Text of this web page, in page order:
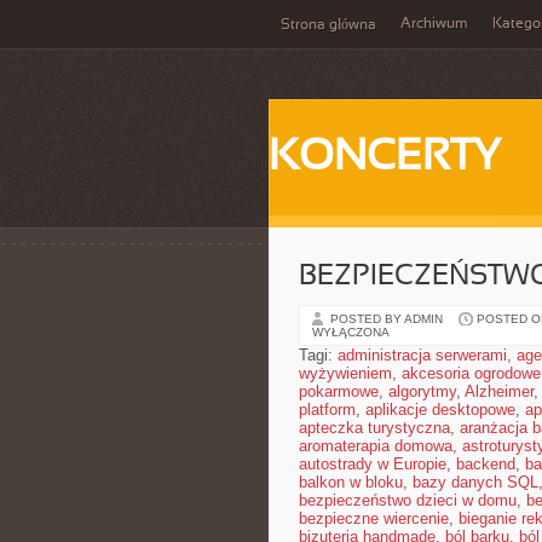
Strona główna Archiwum
KONCERTY
POSTED BY ADMIN POSTED
WYŁĄCZONA
Tagi: administracja serwerami,
wyżywieniem, akcesoria ogrodowe
pokarmowe, algorytmy, Alzheimer,
platform, aplikacje desktopowe,
apteczka turystyczna, aranżacja
aromaterapia domowa,
autostrady w Europie, backend,
balkon w bloku, bazy danych SQL,
bezpieczeństwo dzieci w domu,
bezpieczne wiercenie, bieganie
bizuteria handmade, ból barku,